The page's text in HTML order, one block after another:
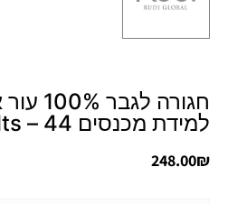
למידת מכנסים 44 – Belts מבצע
248.00₪